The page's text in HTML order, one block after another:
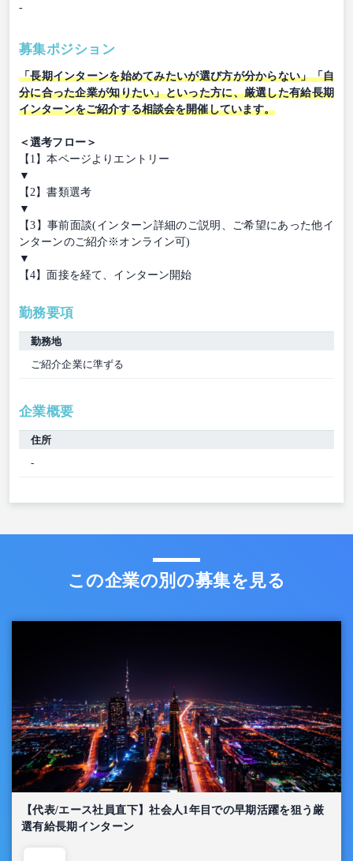
-
募集ポジション
「長期インターンを始めてみたいが選び方が分からない」「自
分に合った企業が知りたい」といった方に、厳選した有給長期
インターンをご紹介する相談会を開催しています。
＜選考フロー＞
【1】本ページよりエントリー
▼
【2】書類選考
▼
【3】事前面談(インターン詳細のご説明、ご希望にあった他イ
ンターンのご紹介※オンライン可)
▼
【4】面接を経て、インターン開始
勤務要項
勤務地
ご紹介企業に準ずる
企業概要
住所
-
この企業の別の募集を見る
【代表/エース社員直下】社会人1年目での早期活躍を狙う厳
選有給長期インターン